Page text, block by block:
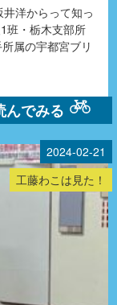
洋からって知っ
班・栃木支部所
属の宇都宮ブリ
んでみる
2024-02-21
工藤わこは見た！